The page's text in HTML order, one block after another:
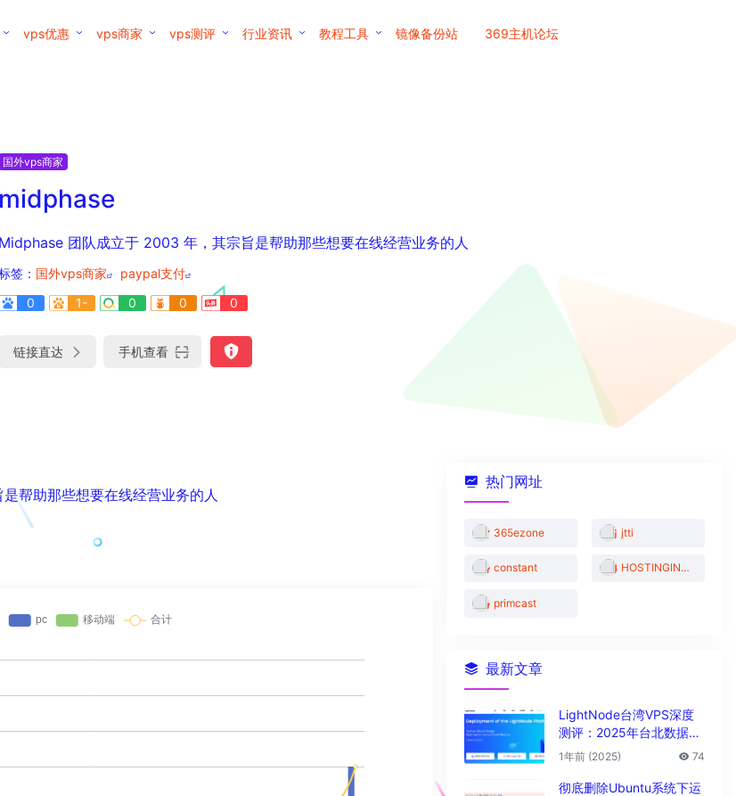
vps优惠 vps商家 vps测评 行业资讯 教程工具 镜像备份站 369主机论坛
国外vps商家
midphase
Midphase 团队成立于 2003 年，其宗旨是帮助那些想要在线经营业务的人
签： 国外vps商家
paypal支付
0
1- 0 0 0
链接直达 手机查看
帮助那些想要在线经营业务的人
热门网址
365ezone jtti
constant HOSTINGINSIDE机房
primcast
最新文章
LightNode台湾VPS深度
测评：2025年台北数据中
心vps性能与解锁能力全解
1年前 (2025) 74
彻底删除Ubuntu系统下运